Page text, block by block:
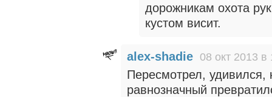
дорожникам охота
кустом висит.
alex-shadie 08 окт 2013 в
Пересмотрел, удивился,
равнозначный